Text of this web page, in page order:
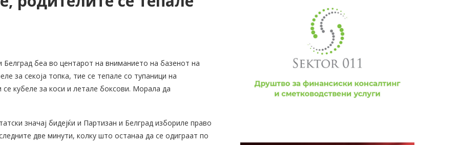
беа во центарот на вниманието на базенот на
за секоја топка, тие се тепале со тупаници на
кубеле за коси и летале боксови. Морала да
значај бидејќи и Партизан и Белград избориле право
две минути, колку што останаа да се одиграат по